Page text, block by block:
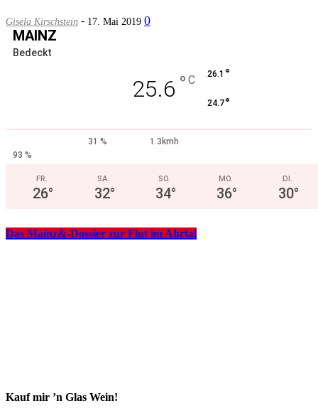
Gisela Kirschstein - 17. Mai 2019 0
MAINZ
Bedeckt
25.6 ° C 26.1 °
24.7°
31 %
1.3kmh
93 %
FR.
26°
SA.
32°
SO.
34°
MO.
36°
DI.
30°
Das Mainz&-Dossier zur Flut im Ahrtal
Kauf mir ’n Glas Wein!